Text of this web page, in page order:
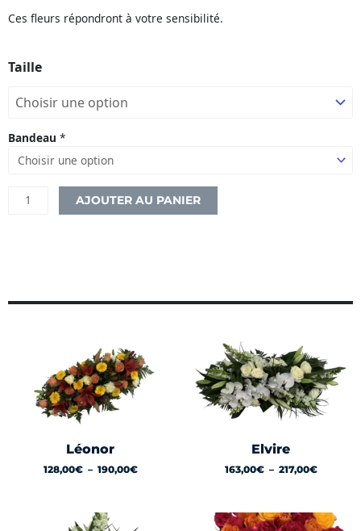
Ces fleurs répondront à votre sensibilité.
Taille
Bandeau *
quantité
de
AJOUTER AU PANIER
Léonor
128,00€ – 190,00€
128,00€
à
190,00€
Elvire
163,00€ – 217,00€
163,00€
à
217,00€